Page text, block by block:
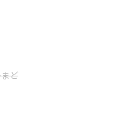
します。
ントします。
は、【備考欄】にご記入く
ます。
ど
小川のせせらぎを聞きな
しむことができます。
ただけるよう、お庭には
や、室内キッズルームも
社員旅行での利用がほと